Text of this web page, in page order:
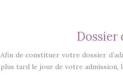
Dossier
Afin de constituer votre dossier
plus tard le jour de votre admission,